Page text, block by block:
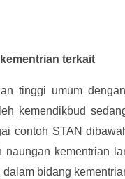
terkait
tinggi umum
kemendikbud
contoh STAN
kementrian
bidang